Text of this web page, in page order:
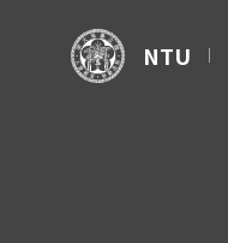
NTU